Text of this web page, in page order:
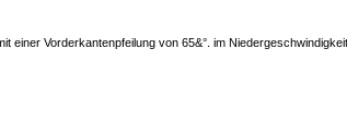
Vorderkantenpfeilung von 65&°. im